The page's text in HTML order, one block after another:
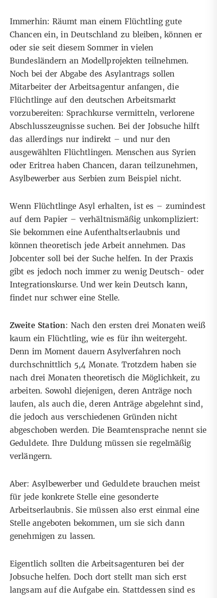
Immerhin: Räumt man einem Flüchtling gute
Chancen ein, in Deutschland zu bleiben, können er
oder sie seit diesem Sommer in vielen
Bundesländern an Modellprojekten teilnehmen.
Noch bei der Abgabe des Asylantrags sollen
Mitarbeiter der Arbeitsagentur anfangen, die
Flüchtlinge auf den deutschen Arbeitsmarkt
vorzubereiten: Sprachkurse vermitteln, verlorene
Abschlusszeugnisse suchen. Bei der Jobsuche hilft
das allerdings nur indirekt – und nur den
ausgewählten Flüchtlingen. Menschen aus Syrien
oder Eritrea haben Chancen, daran teilzunehmen,
Asylbewerber aus Serbien zum Beispiel nicht.
Wenn Flüchtlinge Asyl erhalten, ist es – zumindest
auf dem Papier – verhältnismäßig unkompliziert:
Sie bekommen eine Aufenthaltserlaubnis und
können theoretisch jede Arbeit annehmen. Das
Jobcenter soll bei der Suche helfen. In der Praxis
gibt es jedoch noch immer zu wenig Deutsch- oder
Integrationskurse. Und wer kein Deutsch kann,
findet nur schwer eine Stelle.
Zweite Station: Nach den ersten drei Monaten weiß
kaum ein Flüchtling, wie es für ihn weitergeht.
Denn im Moment dauern Asylverfahren noch
durchschnittlich 5,4 Monate. Trotzdem haben sie
nach drei Monaten theoretisch die Möglichkeit, zu
arbeiten. Sowohl diejenigen, deren Anträge noch
laufen, als auch die, deren Anträge abgelehnt sind,
die jedoch aus verschiedenen Gründen nicht
abgeschoben werden. Die Beamtensprache nennt sie
Geduldete. Ihre Duldung müssen sie regelmäßig
verlängern.
Aber: Asylbewerber und Geduldete brauchen meist
für jede konkrete Stelle eine gesonderte
Arbeitserlaubnis. Sie müssen also erst einmal eine
Stelle angeboten bekommen, um sie sich dann
genehmigen zu lassen.
Eigentlich sollten die Arbeitsagenturen bei der
Jobsuche helfen. Doch dort stellt man sich erst
langsam auf die Aufgabe ein. Stattdessen sind es